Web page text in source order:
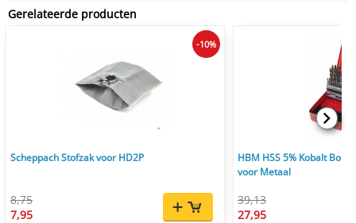
Gerelateerde producten
Scheppach Stofzak voor HD2P
8,75
7,95
-10%
HBM HSS 5% Kobalt
voor Metaal
39,13
27,95